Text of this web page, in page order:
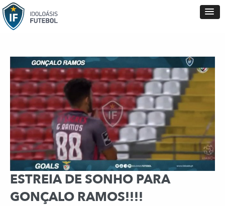
ESTREIA DE SONHO PARA
GONÇALO RAMOS!!!!